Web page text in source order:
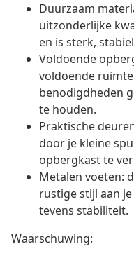
Duurzaam
uitzonderlijke
en is sterk,
Voldoende
voldoende
benodigdheden
te houden.
Praktische
door je kleine
opbergkast te
Metalen voeten:
rustige stijl aan
tevens stabiliteit.
Waarschuwing: